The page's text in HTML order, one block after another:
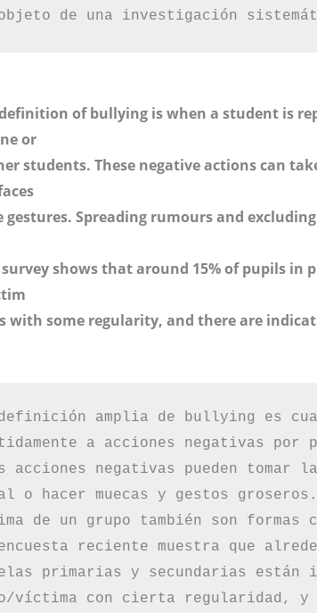
de una investigación
of bullying is when a student is
or
students. These negative actions can
gestures. Spreading rumours and
shows that around 15% of pupils in
with some regularity, and there are
definición amplia de bullying es
a acciones negativas por
acciones negativas pueden tomar
o hacer muecas y gestos
de un grupo también son formas
reciente muestra que
primarias y secundarias están
víctima con cierta regularidad,